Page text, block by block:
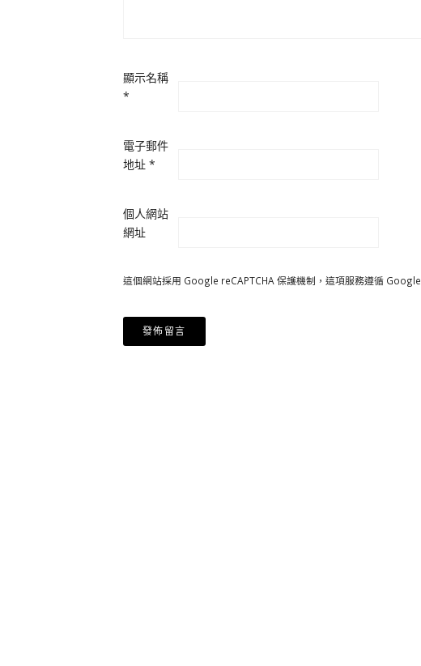
顯示名稱
*
電子郵件
地址 *
個人網站
網址
這個網站採用 Google reCAPTCHA 保護機制，這項服務遵循 Google